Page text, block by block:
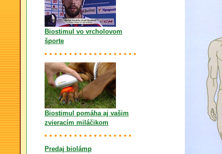
Biostimul vo vrcholovom
športe
Biostimul pomáha aj vašim
zvieracím miláčikom
Predaj biolámp